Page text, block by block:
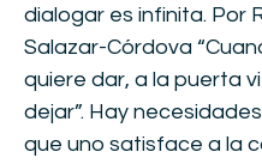
dialogar es infinita. Por
Salazar-Córdova
quiere dar, a la puerta
dejar”. Hay
que uno satisface a la